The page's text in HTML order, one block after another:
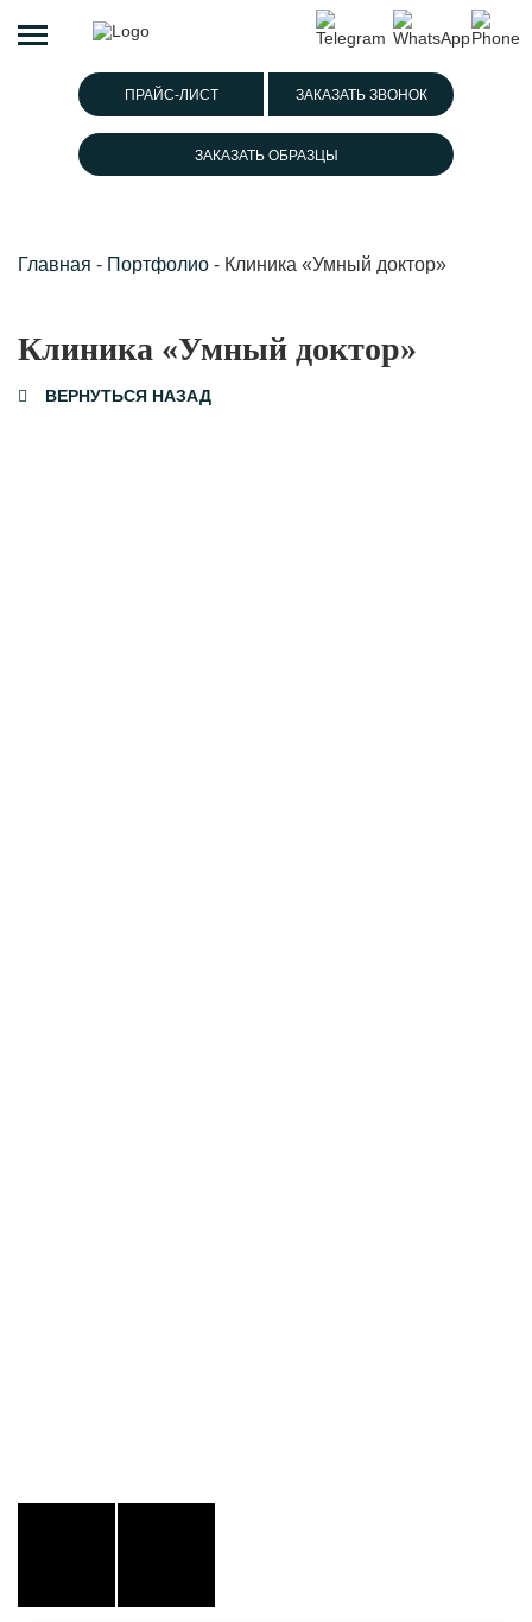
ПРАЙС-ЛИСТ ЗАКАЗАТЬ ЗВОНОК
ЗАКАЗАТЬ ОБРАЗЦЫ
Главная - Портфолио - Клиника «Умный доктор»
Клиника «Умный доктор»
ВЕРНУТЬСЯ НАЗАД